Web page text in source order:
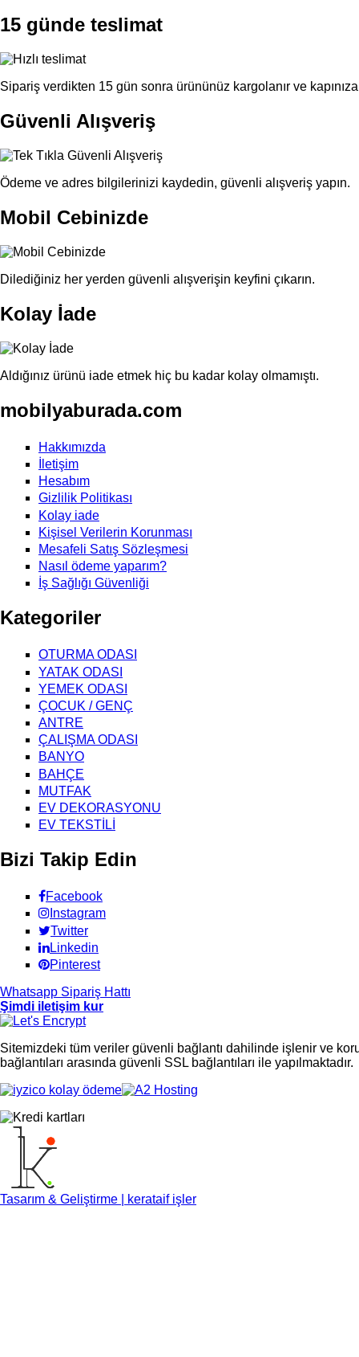
15 günde teslimat
Sipariş verdikten 15 gün sonra ürününüz kargolanır ve kapınıza
Güvenli Alışveriş
Ödeme ve adres bilgilerinizi kaydedin, güvenli alışveriş yapın.
Mobil Cebinizde
Dilediğiniz her yerden güvenli alışverişin keyfini çıkarın.
Kolay İade
Aldığınız ürünü iade etmek hiç bu kadar kolay olmamıştı.
mobilyaburada.com
Hakkımızda
İletişim
Hesabım
Gizlilik Politikası
Kolay iade
Kişisel Verilerin Korunması
Mesafeli Satış Sözleşmesi
Nasıl ödeme yaparım?
İş Sağlığı Güvenliği
Kategoriler
OTURMA ODASI
YATAK ODASI
YEMEK ODASI
ÇOCUK / GENÇ
ANTRE
ÇALIŞMA ODASI
BANYO
BAHÇE
MUTFAK
EV DEKORASYONU
EV TEKSTİLİ
Bizi Takip Edin
Facebook
Instagram
Twitter
Linkedin
Pinterest
Whatsapp Sipariş Hattı
Şimdi iletişim kur
Sitemizdeki tüm veriler güvenli bağlantı dahilinde işlenir ve
bağlantıları arasında güvenli SSL bağlantıları ile yapılmaktadır.
Tasarım & Geliştirme | kerataif işler